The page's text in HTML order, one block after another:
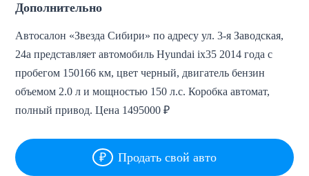
Дополнительно
Автосалон «Звезда Сибири» по адресу ул. 3-я Заводская,
24а представляет автомобиль Hyundai ix35 2014 года с
пробегом 150166 км, цвет черный, двигатель бензин
объемом 2.0 л и мощностью 150 л.с. Коробка автомат,
полный привод. Цена 1495000 ₽
Продать свой авто